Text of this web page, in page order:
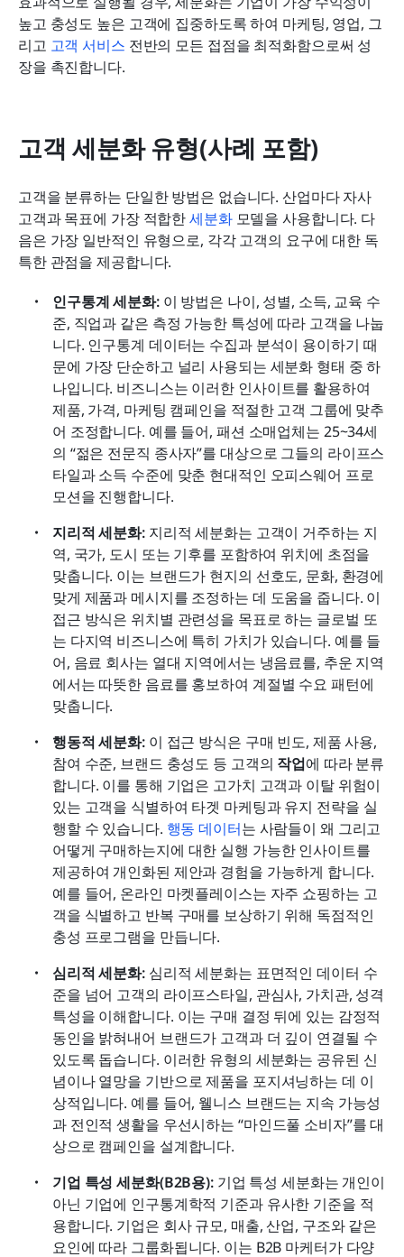
높고 충성도 높은 고객에 집중하도록 하여 마케팅, 영업, 그
리고 고객 서비스 전반의 모든 접점을 최적화함으로써 성
장을 촉진합니다.
고객 세분화 유형(사례 포함)
고객을 분류하는 단일한 방법은 없습니다. 산업마다 자사
고객과 목표에 가장 적합한 세분화 모델을 사용합니다. 다
음은 가장 일반적인 유형으로, 각각 고객의 요구에 대한 독
특한 관점을 제공합니다.
인구통계 세분화: 이 방법은 나이, 성별, 소득, 교육 수
준, 직업과 같은 측정 가능한 특성에 따라 고객을 나눕
니다. 인구통계 데이터는 수집과 분석이 용이하기 때
문에 가장 단순하고 널리 사용되는 세분화 형태 중 하
나입니다. 비즈니스는 이러한 인사이트를 활용하여
제품, 가격, 마케팅 캠페인을 적절한 고객 그룹에 맞추
어 조정합니다. 예를 들어, 패션 소매업체는 25~34세
의 “젊은 전문직 종사자”를 대상으로 그들의 라이프스
타일과 소득 수준에 맞춘 현대적인 오피스웨어 프로
모션을 진행합니다.
지리적 세분화: 지리적 세분화는 고객이 거주하는 지
역, 국가, 도시 또는 기후를 포함하여 위치에 초점을
맞춥니다. 이는 브랜드가 현지의 선호도, 문화, 환경에
맞게 제품과 메시지를 조정하는 데 도움을 줍니다. 이
접근 방식은 위치별 관련성을 목표로 하는 글로벌 또
는 다지역 비즈니스에 특히 가치가 있습니다. 예를 들
어, 음료 회사는 열대 지역에서는 냉음료를, 추운 지역
에서는 따뜻한 음료를 홍보하여 계절별 수요 패턴에
맞춥니다.
행동적 세분화: 이 접근 방식은 구매 빈도, 제품 사용,
참여 수준, 브랜드 충성도 등 고객의 작업에 따라 분류
합니다. 이를 통해 기업은 고가치 고객과 이탈 위험이
있는 고객을 식별하여 타겟 마케팅과 유지 전략을 실
행할 수 있습니다. 행동 데이터는 사람들이 왜 그리고
어떻게 구매하는지에 대한 실행 가능한 인사이트를
제공하여 개인화된 제안과 경험을 가능하게 합니다.
예를 들어, 온라인 마켓플레이스는 자주 쇼핑하는 고
객을 식별하고 반복 구매를 보상하기 위해 독점적인
충성 프로그램을 만듭니다.
심리적 세분화: 심리적 세분화는 표면적인 데이터 수
준을 넘어 고객의 라이프스타일, 관심사, 가치관, 성격
특성을 이해합니다. 이는 구매 결정 뒤에 있는 감정적
동인을 밝혀내어 브랜드가 고객과 더 깊이 연결될 수
있도록 돕습니다. 이러한 유형의 세분화는 공유된 신
념이나 열망을 기반으로 제품을 포지셔닝하는 데 이
상적입니다. 예를 들어, 웰니스 브랜드는 지속 가능성
과 전인적 생활을 우선시하는 “마인드풀 소비자”를 대
상으로 캠페인을 설계합니다.
기업 특성 세분화(B2B용): 기업 특성 세분화는 개인이
아닌 기업에 인구통계학적 기준과 유사한 기준을 적
용합니다. 기업은 회사 규모, 매출, 산업, 구조와 같은
요인에 따라 그룹화됩니다. 이는 B2B 마케터가 다양